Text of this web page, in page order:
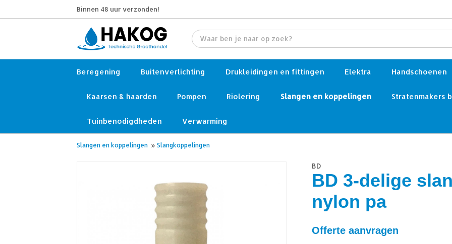
Binnen 48 uur verzonden!
Beregening Buitenverlichting Drukleidingen en fittingen Elektra Handschoenen
Kaarsen & haarden Pompen Riolering Slangen en koppelingen Stratenmakers
Tuinbenodigdheden Verwarming
Slangen en koppelingen » Slangkoppelingen
BD
BD 3-delige
nylon pa
Offerte aanvragen